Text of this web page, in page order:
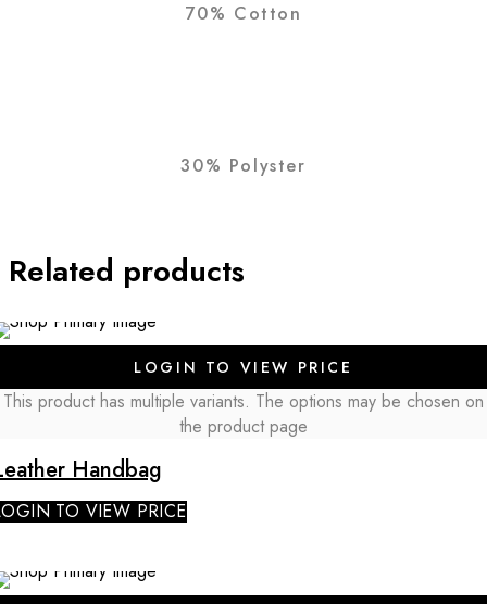
70% Cotton
30% Polyster
Related products
LOGIN TO VIEW PRICE
This product has multiple variants. The options may be chosen on
the product page
Handbag
TO VIEW PRICE